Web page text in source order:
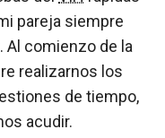
pareja siempre
comienzo de la
realizarnos los
de tiempo,
acudir.